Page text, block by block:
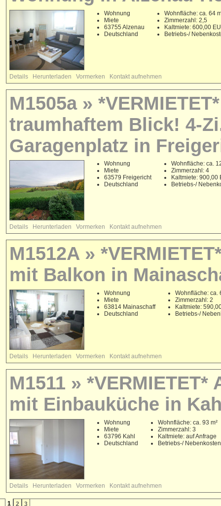
Wohnung
Miete
63755 Alzenau
Deutschland
Wohnfläche: ca. 64
Zimmerzahl: 2,5
Kaltmiete: 600,00
Betriebs-/
Details Herunterladen Vormerken Kontakt aufnehmen
M1505a »
traumhaftem Blick! 4-
Garagenplatz in
Wohnung
Miete
63579 Freigericht
Deutschland
Wohnfläche: ca.
Zimmerzahl: 4
Kaltmiete: 900,00
Betriebs-/
Details Herunterladen Vormerken Kontakt aufnehmen
M1512A »
mit Balkon in
Wohnung
Miete
63814 Mainaschaff
Deutschland
Wohnfläche: ca.
Zimmerzahl: 2
Kaltmiete:
Betriebs-/
Details Herunterladen Vormerken Kontakt aufnehmen
M1511 »
mit Einbauküche in
Wohnung
Miete
63796 Kahl
Deutschland
Wohnfläche: ca. 93 m²
Zimmerzahl: 3
Kaltmiete: auf Anfrage
Betriebs-/
Details Herunterladen Vormerken Kontakt aufnehmen
1 2 3